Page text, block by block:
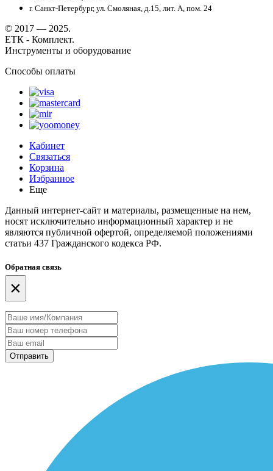
г. Санкт-Петербург, ул. Смоляная, д.15, лит. А, пом. 24
© 2017 — 2025.
ЕТК - Комплект.
Инструменты и оборудование
Способы оплаты
Кабинет
Связаться
Корзина
Избранное
Еще
Данный интернет-сайт и материалы, размещенные на нем,
носят исключительно информационный характер и не
являются публичной офертой, определяемой положениями
статьи 437 Гражданского кодекса РФ.
Обратная связь
×
Отправить